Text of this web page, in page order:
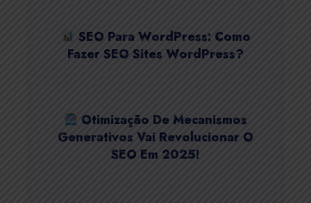
SEO Para WordPress: Como
Fazer SEO Sites WordPress?
Otimização De Mecanismos
Generativos Vai Revolucionar O
SEO Em 2025!